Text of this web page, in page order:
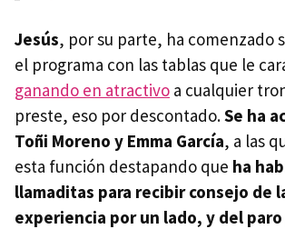
Jesús, por su parte, ha comenzado
el programa con las tablas que le
ganando en atractivo a cualquier
preste, eso por descontado.Se ha
Toñi Moreno y Emma García, a las
esta función destapando que ha
llamaditas para recibir consejo de
experiencia por un lado, y del